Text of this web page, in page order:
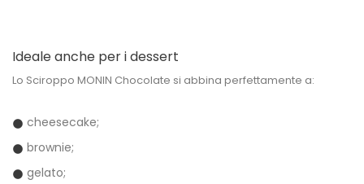
Ideale anche per i dessert
Lo Sciroppo MONIN Chocolate si abbina perfettamente a:
cheesecake;
brownie;
gelato;